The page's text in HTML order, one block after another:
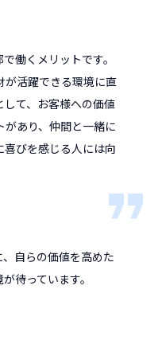
働くメリットです。
が活躍できる環境に直
て、お客様への価値
あり、仲間と一緒に
びを感じる人には向
自らの価値を高めた
待っています。